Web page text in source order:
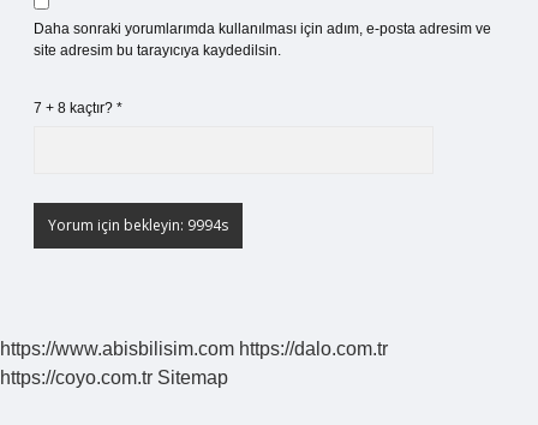
Daha sonraki yorumlarımda kullanılması için adım, e-posta adresim ve
site adresim bu tarayıcıya kaydedilsin.
7 + 8 kaçtır? *
https://www.abisbilisim.com https://dalo.com.tr
https://coyo.com.tr Sitemap